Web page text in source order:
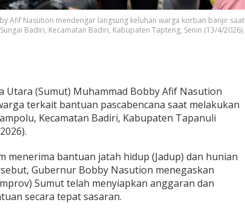
Afif Nasution mendengar langsung keluhan warga korban banjir saat
Badiri, Kecamatan Badiri, Kabupaten Tapteng, Senin (13/4/2026).
Utara (Sumut) Muhammad Bobby Afif Nasution
terkait bantuan pascabencana saat melakukan
Kecamatan Badiri, Kabupaten Tapanuli
menerima bantuan jatah hidup (Jadup) dan hunian
Gubernur Bobby Nasution menegaskan
Sumut telah menyiapkan anggaran dan
secara tepat sasaran.